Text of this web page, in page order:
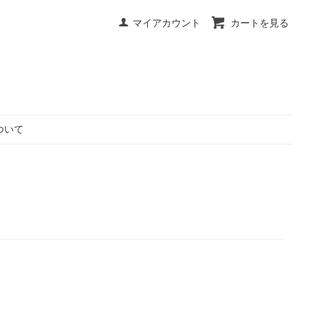
マイアカウント カートを見る
いて